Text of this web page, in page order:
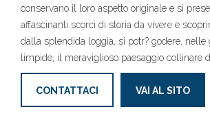
conservano il loro aspetto originale e si
affascinanti scorci di storia da vivere e
dalla splendida loggia, si potr? godere, nelle
limpide, il meraviglioso paesaggio collinare
CONTATTACI VAI AL SITO